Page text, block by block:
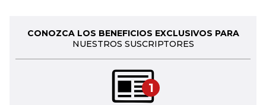
CONOZCA LOS BENEFICIOS EXCLUSIVOS PARA
NUESTROS SUSCRIPTORES
1